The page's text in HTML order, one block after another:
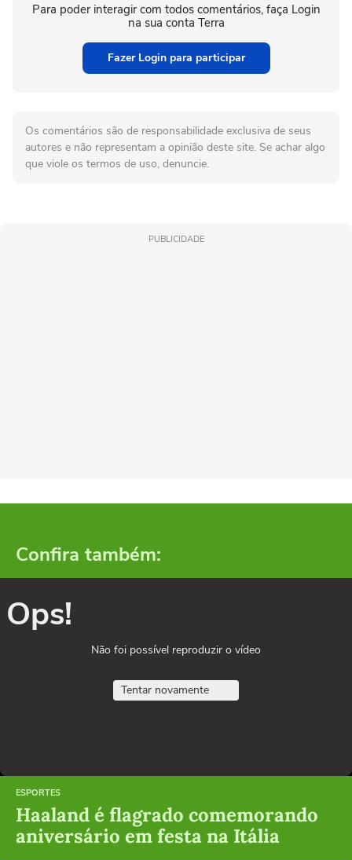
Para poder interagir com todos comentários, faça Login
na sua conta Terra
Fazer Login para participar
Os comentários são de responsabilidade exclusiva de seus
autores e não representam a opinião deste site. Se achar algo
que viole os termos de uso, denuncie.
PUBLICIDADE
Confira também:
Ops!
Não foi possível reproduzir o vídeo
Tentar novamente
ESPORTES
Haaland é flagrado comemorando
aniversário em festa na Itália